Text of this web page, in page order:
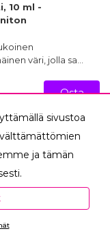
10 ml -
väri, jolla sa…
Osta
sivustoa
ja tämän
ja